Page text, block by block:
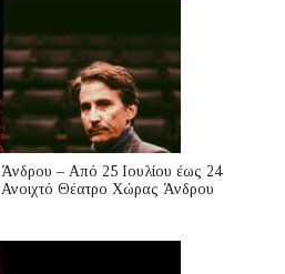
Άνδρου – Από 25 Ιουλίου έως 24
Θέατρο Χώρας Άνδρου